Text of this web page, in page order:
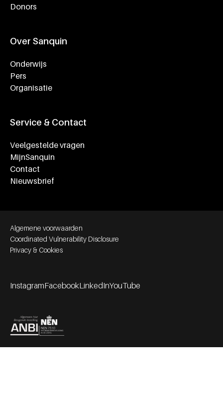
Donors
Over Sanquin
Onderwijs
Pers
Organisatie
Service & Contact
Veelgestelde vragen
MijnSanquin
Contact
Nieuwsbrief
Footer bottom navigation
Algemene voorwaarden
Coordinated Vulnerability Disclosure
Privacy & Cookies
InstagramFacebookLinkedInYouTube
Partners